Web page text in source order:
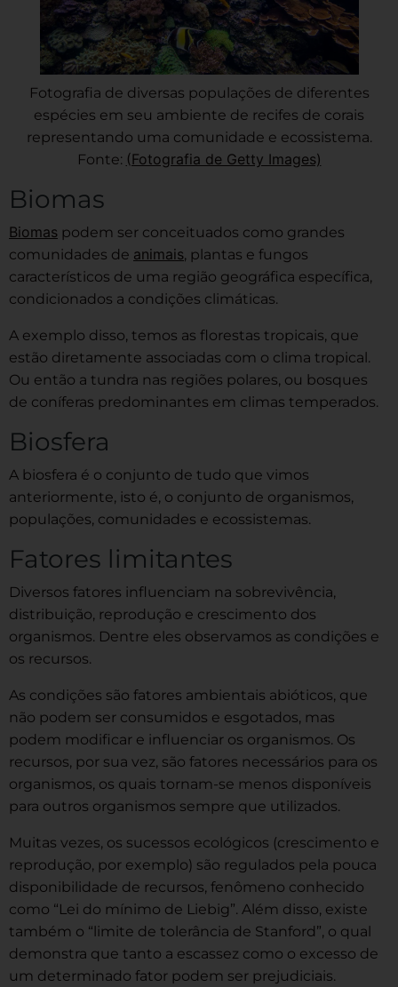
Fotografia de diversas populações de diferentes
espécies em seu ambiente de recifes de corais
representando uma comunidade e ecossistema.
Fonte: (Fotografia de Getty Images)
Biomas
Biomas podem ser conceituados como grandes
comunidades de animais, plantas e fungos
característicos de uma região geográfica específica,
condicionados a condições climáticas.
A exemplo disso, temos as florestas tropicais, que
estão diretamente associadas com o clima tropical.
Ou então a tundra nas regiões polares, ou bosques
de coníferas predominantes em climas temperados.
Biosfera
A biosfera é o conjunto de tudo que vimos
anteriormente, isto é, o conjunto de organismos,
populações, comunidades e ecossistemas.
Fatores limitantes
Diversos fatores influenciam na sobrevivência,
distribuição, reprodução e crescimento dos
organismos. Dentre eles observamos as condições e
os recursos.
As condições são fatores ambientais abióticos, que
não podem ser consumidos e esgotados, mas
podem modificar e influenciar os organismos. Os
recursos, por sua vez, são fatores necessários para os
organismos, os quais tornam-se menos disponíveis
para outros organismos sempre que utilizados.
Muitas vezes, os sucessos ecológicos (crescimento e
reprodução, por exemplo) são regulados pela pouca
disponibilidade de recursos, fenômeno conhecido
como “Lei do mínimo de Liebig”. Além disso, existe
também o “limite de tolerância de Stanford”, o qual
demonstra que tanto a escassez como o excesso de
um determinado fator podem ser prejudiciais.